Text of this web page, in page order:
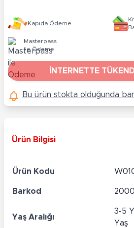
Kapıda Ödeme
Masterpass
ile Ödeme
İNTERNETTE TÜKENDİ
Bu ürün stokta olduğunda
Ürün Bilgisi
Ürün Kodu
Barkod
Yaş Aralığı
3-5
Yaş